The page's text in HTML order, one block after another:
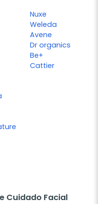
Nuxe
Weleda
Avene
Dr organics
Be+
Cattier
Cuidado Facial